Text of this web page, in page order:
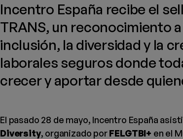
Incentro España recibe el
TRANS, un reconocimiento
inclusión, la diversidad y la
laborales seguros donde
crecer y aportar desde
El pasado 28 de mayo, Incentro España
Diversity, organizado porFELGTBI+ en el